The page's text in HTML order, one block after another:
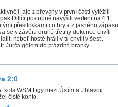
ale z převahy v první části vytěžili
Drtiči postupně navýšili vedení na 4:1,
přesilovkami do hry a z jasného zápasu
se v závěru druhé třetiny dokonce chvíli
neboť hosté hráli v tu chvíli v šesti.
Jurča gólem do prázdné branky.
2:0
kola WSM Ligy mezi Ústím a Jihlavou.
čisté konto.